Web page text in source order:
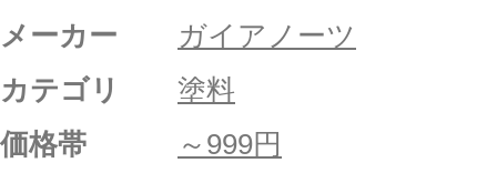
メーカー
ガイアノーツ
カテゴリ
塗料
価格帯
～999円